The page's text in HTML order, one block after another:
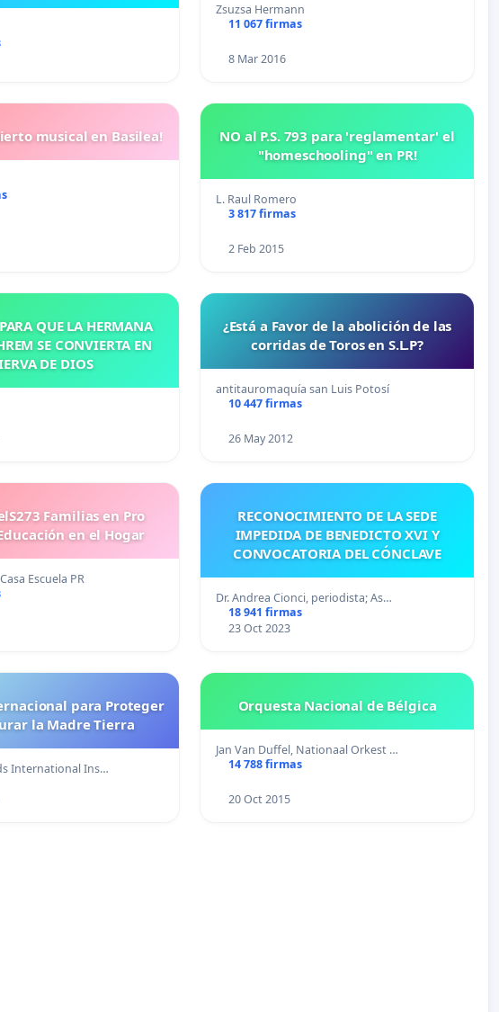
Zsuzsa Hermann
11 067 firmas
8 Mar 2016
musical en Basilea!
NO al P.S. 793 para 'reglamentar' el
"homeschooling" en PR!
L. Raul Romero
3 817 firmas
2 Feb 2015
QUE LA HERMANA
SE CONVIERTA EN
DE DIOS
¿Está a Favor de la abolición de las
corridas de Toros en S.L.P?
antitauromaquía san Luis Potosí
10 447 firmas
26 May 2012
Familias en Pro
en el Hogar
Escuela PR
RECONOCIMIENTO DE LA SEDE
IMPEDIDA DE BENEDICTO XVI Y
CONVOCATORIA DEL CÓNCLAVE
Dr. Andrea Cionci, periodista; As…
18 941 firmas
23 Oct 2023
para Proteger
la Madre Tierra
International Ins…
Orquesta Nacional de Bélgica
Jan Van Duffel, Nationaal Orkest …
14 788 firmas
20 Oct 2015